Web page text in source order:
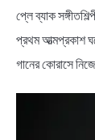
প্লে ব্যাক
প্রথম আত্মপ্রকাশ
গানের কোরাসে